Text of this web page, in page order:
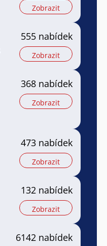
Zobrazit
555 nabídek
Zobrazit
368 nabídek
Zobrazit
473 nabídek
Zobrazit
132 nabídek
Zobrazit
6142 nabídek